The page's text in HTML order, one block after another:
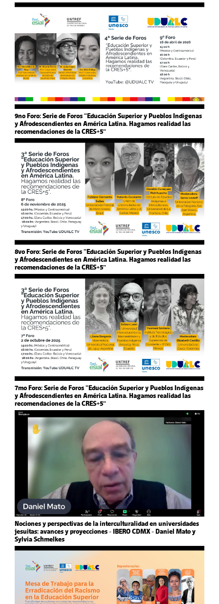
9no Foro: Serie de Foros “Educación Superior y Pueblos Indígenas
y Afrodescendientes en América Latina. Hagamos realidad las
recomendaciones de la CRES+5”
8vo Foro: Serie de Foros “Educación Superior y Pueblos Indígenas
y Afrodescendientes en América Latina. Hagamos realidad las
recomendaciones de la CRES+5”
7mo Foro: Serie de Foros “Educación Superior y Pueblos Indígenas
y Afrodescendientes en América Latina. Hagamos realidad las
recomendaciones de la CRES+5”
Nociones y perspectivas de la interculturalidad en universidades
jesuitas: avances y proyecciones - IBERO CDMX - Daniel Mato y
Sylvia Schmelkes